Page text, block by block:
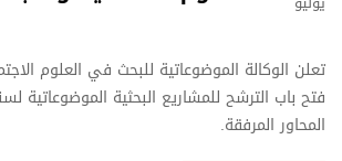
تعلن الوكالة الموضوعاتية للبحث في العلوم
المحاور المرفقة.